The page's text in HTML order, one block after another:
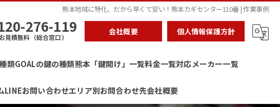
熊本地域に特化、だから早くて安い！熊本カギセンター110番 | 作業事例
276-119
お見積無料（総合窓口）
会社概要 個人情報保護方針
類GOALの鍵の種類熊本「鍵開け」一覧料金一覧対応メーカー一覧
LINEお問い合わせエリア別お問合わせ先会社概要